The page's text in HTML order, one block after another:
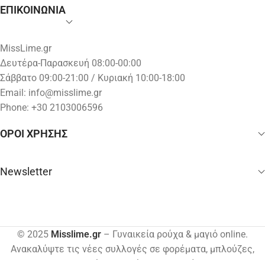
ΕΠΙΚΟΙΝΩΝΙΑ
MissLime.gr
Δευτέρα-Παρασκευή 08:00-00:00
Σάββατο 09:00-21:00 / Κυριακή 10:00-18:00
Email: info@misslime.gr
Phone: +30 2103006596
ΟΡΟΙ ΧΡΗΣΗΣ
Newsletter
© 2025 Misslime.gr – Γυναικεία ρούχα & μαγιό online.
Ανακαλύψτε τις νέες συλλογές σε φορέματα, μπλούζες,